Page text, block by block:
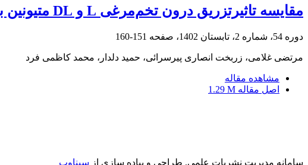
مقایسه تاثیرتزریق درون تخم‌مرغی L و DL متیونین بر رشد جنین، درصد جوجهدرآوری و عملکرد جوجه های گوشتی
دوره 54، شماره 2، تابستان 1402، صفحه 151-160
مرتضی غلامی، زربخت انصاری پیرسرائی، حمید دلدار، محمد کاظمی فرد
مشاهده مقاله
اصل مقاله 1.29 M
سامانه مدیریت نشریات علمی. طراحی و پیاده سازی از سیناوب